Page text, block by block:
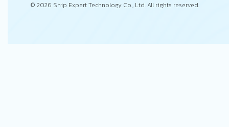
© 2026 Ship Expert Technology Co., Ltd. All rights reserved.